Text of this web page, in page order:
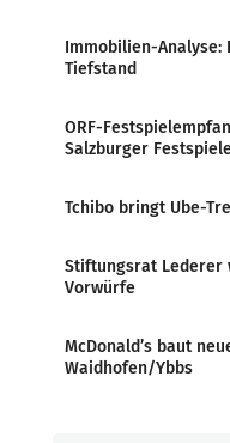
Immobilien-Analyse:
Tiefstand
ORF-
Salzburger
Tchibo bringt Ube-
Stiftungsrat Lederer
Vorwürfe
McDonald’s baut
Waidhofen/Ybbs